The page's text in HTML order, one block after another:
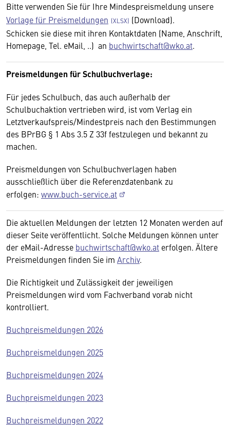
Bitte verwenden Sie für Ihre Mindespreismeldung unsere
Vorlage für Preismeldungen
(Download).
Schicken sie diese mit ihren Kontaktdaten (Name, Anschrift,
Homepage, Tel. eMail, ..) an buchwirtschaft@wko.at.
Preismeldungen für Schulbuchverlage:
Für jedes Schulbuch, das auch außerhalb der
Schulbuchaktion vertrieben wird, ist vom Verlag ein
Letztverkaufspreis/Mindestpreis nach den Bestimmungen
des BPrBG § 1 Abs 3.5 Z 33f festzulegen und bekannt zu
machen.
Preismeldungen von Schulbuchverlagen haben
ausschließlich über die Referenzdatenbank zu
erfolgen: www.buch-service.at
Die aktuellen Meldungen der letzten 12 Monaten werden auf
dieser Seite veröffentlicht. Solche Meldungen können unter
der eMail-Adresse buchwirtschaft@wko.at erfolgen. Ältere
Preismeldungen finden Sie im Archiv.
Die Richtigkeit und Zulässigkeit der jeweiligen
Preismeldungen wird vom Fachverband vorab nicht
kontrolliert.
Buchpreismeldungen 2026
Buchpreismeldungen 2025
Buchpreismeldungen 2024
Buchpreismeldungen 2023
Buchpreismeldungen 2022